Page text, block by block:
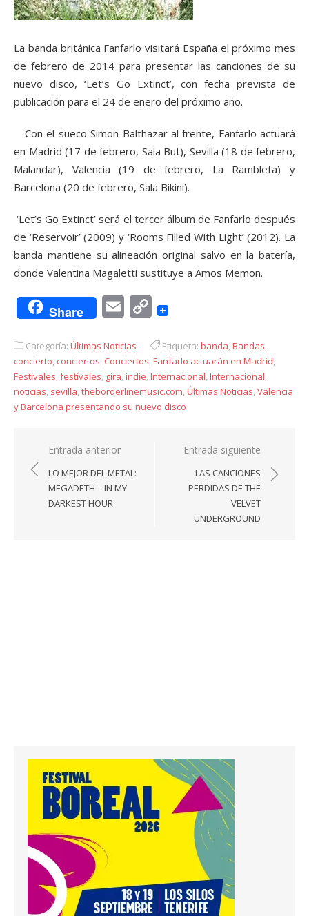
La banda británica Fanfarlo visitará España el próximo mes
de febrero de 2014 para presentar las canciones de su
nuevo disco, ‘Let’s Go Extinct’, con fecha prevista de
publicación para el 24 de enero del próximo año.
Con el sueco Simon Balthazar al frente, Fanfarlo actuará
en Madrid (17 de febrero, Sala But), Sevilla (18 de febrero,
Malandar), Valencia (19 de febrero, La Rambleta) y
Barcelona (20 de febrero, Sala Bikini).
‘Let’s Go Extinct’ será el tercer álbum de Fanfarlo después
de ‘Reservoir’ (2009) y ‘Rooms Filled With Light’ (2012). La
banda mantiene su alineación original salvo en la batería,
donde Valentina Magaletti sustituye a Amos Memon.
Share EmailCopy
Categoría: Últimas Noticias Etiqueta: banda,Bandas,
concierto, conciertos, Conciertos,Fanfarlo actuarán en Madrid,
Festivales,festivales, gira,indie,Internacional,Internacional,
noticias, sevilla,theborderlinemusic.com,Últimas Noticias,Valencia
y Barcelona presentando su nuevo disco
Navegación
de
entradas
Entrada anterior
LO MEJOR DEL METAL:
MEGADETH – IN MY
DARKEST HOUR
Entrada siguiente
LAS CANCIONES
PERDIDAS DE THE
VELVET
UNDERGROUND